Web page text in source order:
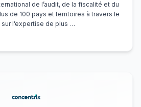
de l’audit, de la fiscalité et du
de 100 pays et territoires à travers le
l’expertise de plus …